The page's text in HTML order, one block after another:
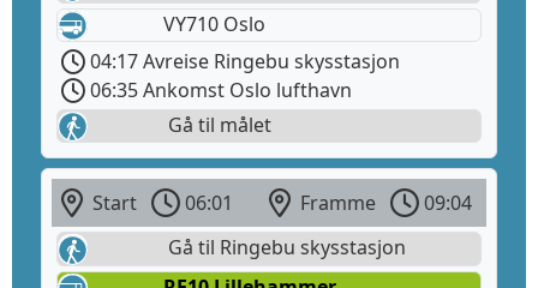
VY710 Oslo
04:17 Avreise Ringebu skysstasjon
06:35 Ankomst Oslo lufthavn
Gå til målet
Start 06:01 Framme
09:04
Gå til Ringebu skysstasjon